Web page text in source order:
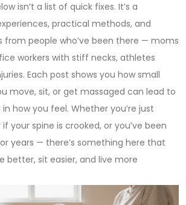
isn’t a list of quick fixes. It’s a
practical methods, and
from people who’ve been there — moms
workers with stiff necks, athletes
Each post shows you how small
move, sit, or get massaged can lead to
how you feel. Whether you’re just
your spine is crooked, or you’ve been
years — there’s something here that
better, sit easier, and live more